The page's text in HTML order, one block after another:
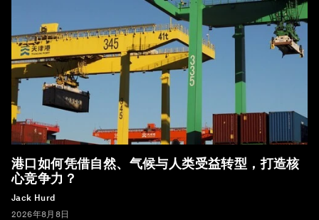
港口如何凭借自然、气候与人类受益转型，打造核
心竞争力？
Jack Hurd
2026年8月8日